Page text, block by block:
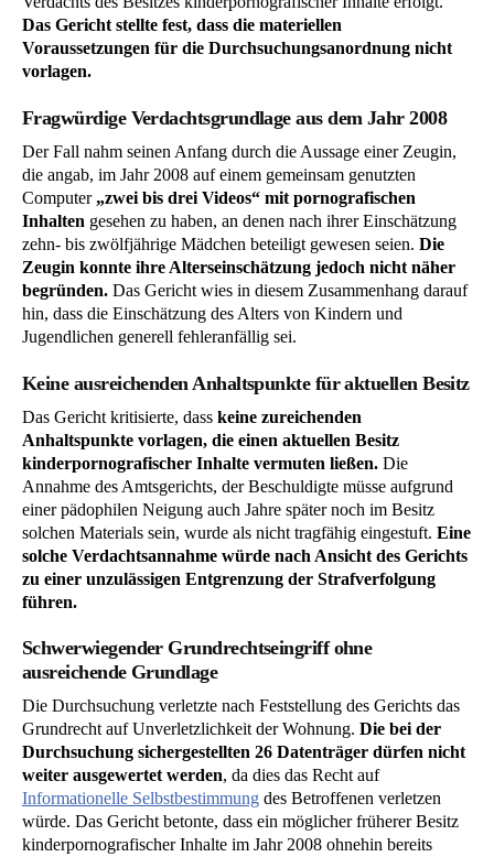
Das Gericht stellte fest, dass die materiellen
Voraussetzungen für die Durchsuchungsanordnung nicht
vorlagen.
Fragwürdige Verdachtsgrundlage aus dem Jahr 2008
Der Fall nahm seinen Anfang durch die Aussage einer Zeugin,
die angab, im Jahr 2008 auf einem gemeinsam genutzten
Computer „zwei bis drei Videos“ mit pornografischen
Inhalten gesehen zu haben, an denen nach ihrer Einschätzung
zehn- bis zwölfjährige Mädchen beteiligt gewesen seien. Die
Zeugin konnte ihre Alterseinschätzung jedoch nicht näher
begründen. Das Gericht wies in diesem Zusammenhang darauf
hin, dass die Einschätzung des Alters von Kindern und
Jugendlichen generell fehleranfällig sei.
Keine ausreichenden Anhaltspunkte für aktuellen Besitz
Das Gericht kritisierte, dass keine zureichenden
Anhaltspunkte vorlagen, die einen aktuellen Besitz
kinderpornografischer Inhalte vermuten ließen. Die
Annahme des Amtsgerichts, der Beschuldigte müsse aufgrund
einer pädophilen Neigung auch Jahre später noch im Besitz
solchen Materials sein, wurde als nicht tragfähig eingestuft. Eine
solche Verdachtsannahme würde nach Ansicht des Gerichts
zu einer unzulässigen Entgrenzung der Strafverfolgung
führen.
Schwerwiegender Grundrechtseingriff ohne
ausreichende Grundlage
Die Durchsuchung verletzte nach Feststellung des Gerichts das
Grundrecht auf Unverletzlichkeit der Wohnung. Die bei der
Durchsuchung sichergestellten 26 Datenträger dürfen nicht
weiter ausgewertet werden, da dies das Recht auf
Informationelle Selbstbestimmung des Betroffenen verletzen
würde. Das Gericht betonte, dass ein möglicher früherer Besitz
kinderpornografischer Inhalte im Jahr 2008 ohnehin bereits